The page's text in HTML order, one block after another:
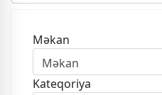
Məkan
Kateqoriya